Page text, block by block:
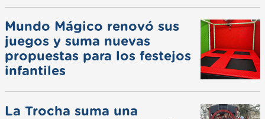
Mundo Mágico renovó sus
juegos y suma nuevas
propuestas para los festejos
infantiles
La Trocha suma una